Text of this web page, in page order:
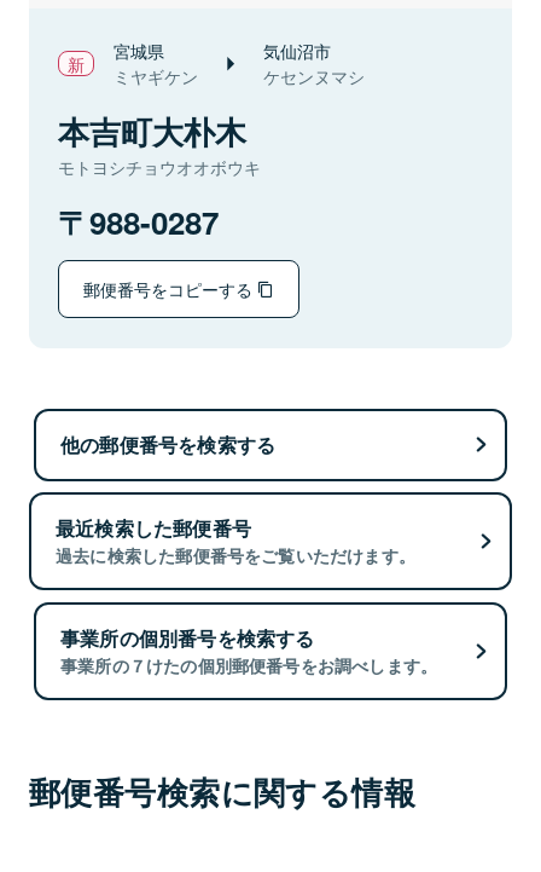
宮城県
ミヤギケン
気仙沼市
ケセンヌマシ
本吉町大朴木
モトヨシチョウオオボウキ
988-0287
郵便番号をコピーする
他の郵便番号を検索する
最近検索した郵便番号
過去に検索した郵便番号をご覧いただけます。
事業所の個別番号を検索する
事業所の７けたの個別郵便番号をお調べします。
郵便番号検索に関する情報